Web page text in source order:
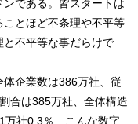
である。皆スタートは
とほど不条理や不平等
不平等な事だらけで
企業数は386万社、従
合は385万社、全体構造
1万社0.3％ こんな数字